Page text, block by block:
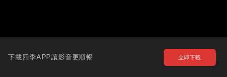
下載四季APP讓影音更順暢 立即下載